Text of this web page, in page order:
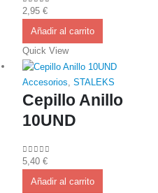
0out of 5
2,95 €
Añadir al carrito
Quick View
Accesorios, STALEKS
Cepillo Anillo
10UND
0out of 5
5,40 €
Añadir al carrito